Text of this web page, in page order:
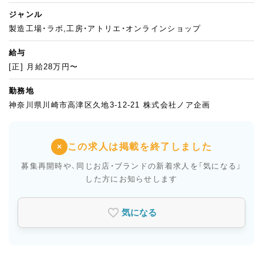
ジャンル
製造工場・ラボ,工房・アトリエ・オンラインショップ
給与
[正] 月給28万円〜
勤務地
神奈川県川崎市高津区久地3-12-21 株式会社ノア企画
× この求人は掲載を終了しました
募集再開時や、同じお店・ブランドの新着求人を 「気になる」
した方にお知らせします
気になる